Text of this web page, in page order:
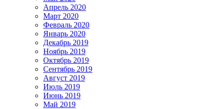
Апрель 2020
Март 2020
Февраль 2020
Январь 2020
Декабрь 2019
Ноябрь 2019
Октябрь 2019
Сентябрь 2019
Август 2019
Июль 2019
Июнь 2019
Май 2019